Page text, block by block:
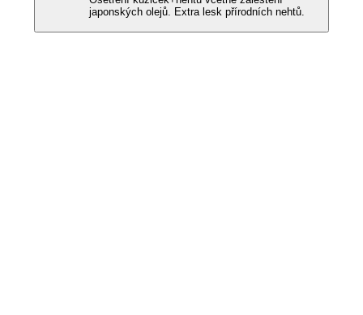
japonských olejů. Extra lesk přírodních nehtů.